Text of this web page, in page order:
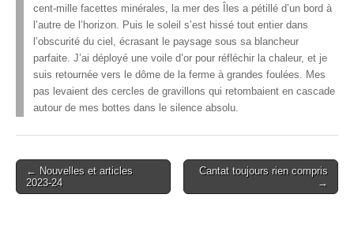
cent-mille facettes minérales, la mer des Îles a pétillé d’un bord à
l’autre de l’horizon. Puis le soleil s’est hissé tout entier dans
l’obscurité du ciel, écrasant le paysage sous sa blancheur
parfaite. J’ai déployé une voile d’or pour réfléchir la chaleur, et je
suis retournée vers le dôme de la ferme à grandes foulées. Mes
pas levaient des cercles de gravillons qui retombaient en cascade
autour de mes bottes dans le silence absolu.
Post
navigation
← Nouvelles et articles
2023-24
Cantat toujours rien compris
→